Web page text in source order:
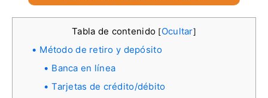
Tabla de contenido [Ocultar]
Método de retiro y depósito
Banca en línea
Tarjetas de crédito/débito